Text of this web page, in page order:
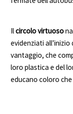
Ilcircolo virtuoso
evidenziati
vantaggio, che
loro plastica e del
educano coloro